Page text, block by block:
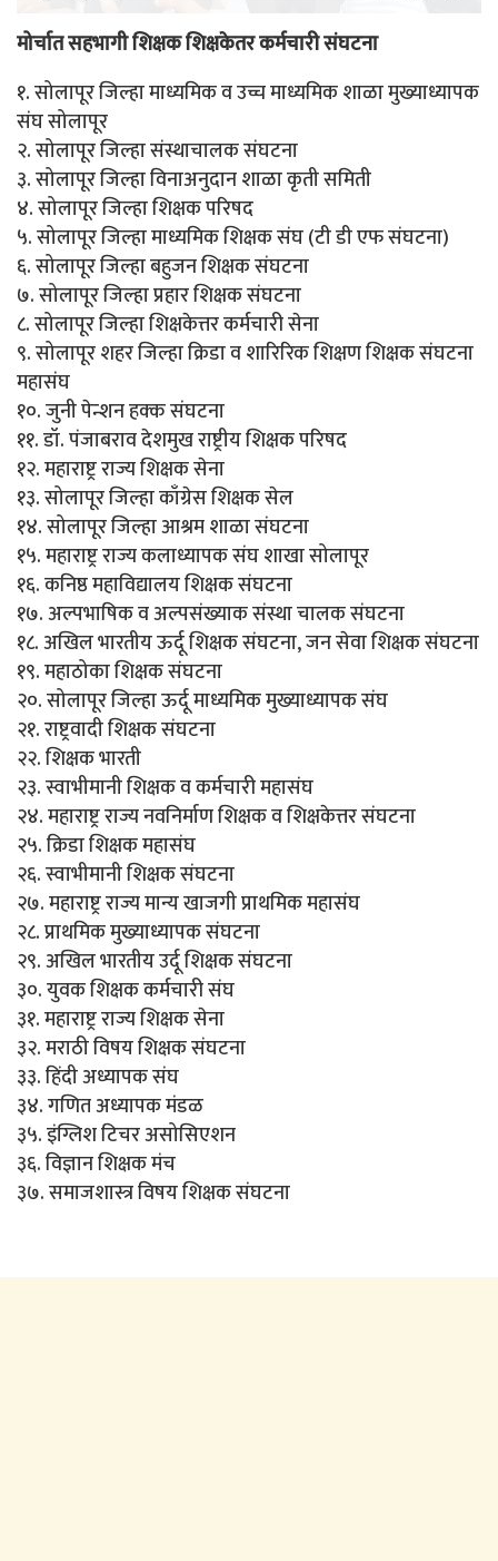
मोर्चात सहभागी शिक्षक शिक्षकेतर कर्मचारी संघटना
१. सोलापूर जिल्हा माध्यमिक व उच्च माध्यमिक शाळा मुख्याध्यापक
संघ सोलापूर
२. सोलापूर जिल्हा संस्थाचालक संघटना
३. सोलापूर जिल्हा विनाअनुदान शाळा कृती समिती
४. सोलापूर जिल्हा शिक्षक परिषद
५. सोलापूर जिल्हा माध्यमिक शिक्षक संघ (टी डी एफ संघटना)
६. सोलापूर जिल्हा बहुजन शिक्षक संघटना
७. सोलापूर जिल्हा प्रहार शिक्षक संघटना
८. सोलापूर जिल्हा शिक्षकेत्तर कर्मचारी सेना
९. सोलापूर शहर जिल्हा क्रिडा व शारिरिक शिक्षण शिक्षक संघटना
महासंघ
१०. जुनी पेन्शन हक्क संघटना
११. डॉ. पंजाबराव देशमुख राष्ट्रीय शिक्षक परिषद
१२. महाराष्ट्र राज्य शिक्षक सेना
१३. सोलापूर जिल्हा काँग्रेस शिक्षक सेल
१४. सोलापूर जिल्हा आश्रम शाळा संघटना
१५. महाराष्ट्र राज्य कलाध्यापक संघ शाखा सोलापूर
१६. कनिष्ठ महाविद्यालय शिक्षक संघटना
१७. अल्पभाषिक व अल्पसंख्याक संस्था चालक संघटना
१८. अखिल भारतीय ऊर्दू शिक्षक संघटना, जन सेवा शिक्षक संघटना
१९. महाठोका शिक्षक संघटना
२०. सोलापूर जिल्हा ऊर्दू माध्यमिक मुख्याध्यापक संघ
२१. राष्ट्रवादी शिक्षक संघटना
२२. शिक्षक भारती
२३. स्वाभीमानी शिक्षक व कर्मचारी महासंघ
२४. महाराष्ट्र राज्य नवनिर्माण शिक्षक व शिक्षकेत्तर संघटना
२५. क्रिडा शिक्षक महासंघ
२६. स्वाभीमानी शिक्षक संघटना
२७. महाराष्ट्र राज्य मान्य खाजगी प्राथमिक महासंघ
२८. प्राथमिक मुख्याध्यापक संघटना
२९. अखिल भारतीय उर्दू शिक्षक संघटना
३०. युवक शिक्षक कर्मचारी संघ
३१. महाराष्ट्र राज्य शिक्षक सेना
३२. मराठी विषय शिक्षक संघटना
३३. हिंदी अध्यापक संघ
३४. गणित अध्यापक मंडळ
३५. इंग्लिश टिचर असोसिएशन
३६. विज्ञान शिक्षक मंच
३७. समाजशास्त्र विषय शिक्षक संघटना